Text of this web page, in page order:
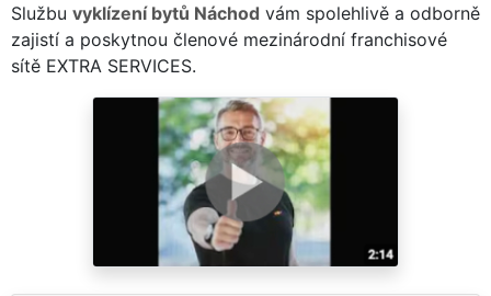
Službu vyklízení bytů Náchod vám spolehlivě a odborně
zajistí a poskytnou členové mezinárodní franchisové
sítě EXTRA SERVICES.